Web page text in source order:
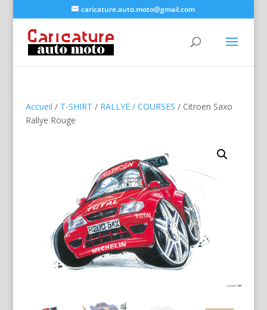
caricature.auto.moto@gmail.com
Accueil / T-SHIRT / RALLYE / COURSES / Citroen Saxo
Rallye Rouge